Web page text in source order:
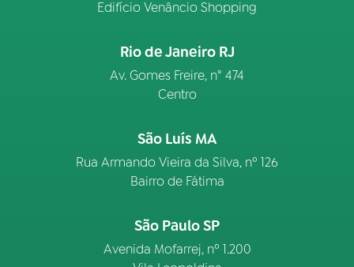
Edifício Venâncio Shopping
Rio de Janeiro RJ
Av. Gomes Freire, n° 474
Centro
São Luís MA
Rua Armando Vieira da Silva, nº 126
Bairro de Fátima
São Paulo SP
Avenida Mofarrej, nº 1.200